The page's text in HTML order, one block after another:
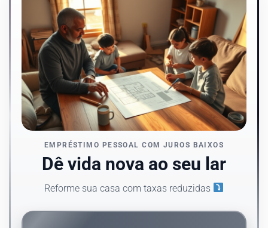
EMPRÉSTIMO PESSOAL COM JUROS BAIXOS
Dê vida nova ao seu lar
Reforme sua casa com taxas reduzidas